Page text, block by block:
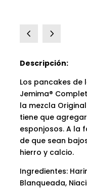
4 5
Descripción:
Los pancakes de
Jemima®
la mezcla
tiene que
esponjosos. A la
de que sean
hierro y calcio.
Ingredientes:
Blanqueada,